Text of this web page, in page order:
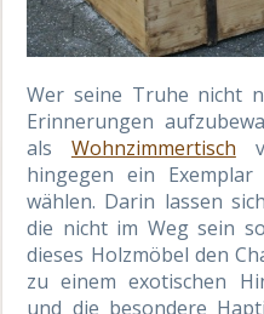
Wer seine Truhe nicht
Erinnerungen
als Wohnzimmertisch
hingegen ein
wählen. Darin lassen
die nicht im Weg sein
dieses Holzmöbel den
zu einem exotischen
und die besondere